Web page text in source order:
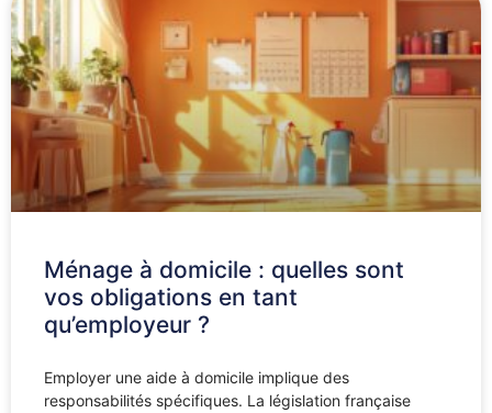
Ménage à domicile : quelles sont
vos obligations en tant
qu’employeur ?
Employer une aide à domicile implique des
responsabilités spécifiques. La législation française